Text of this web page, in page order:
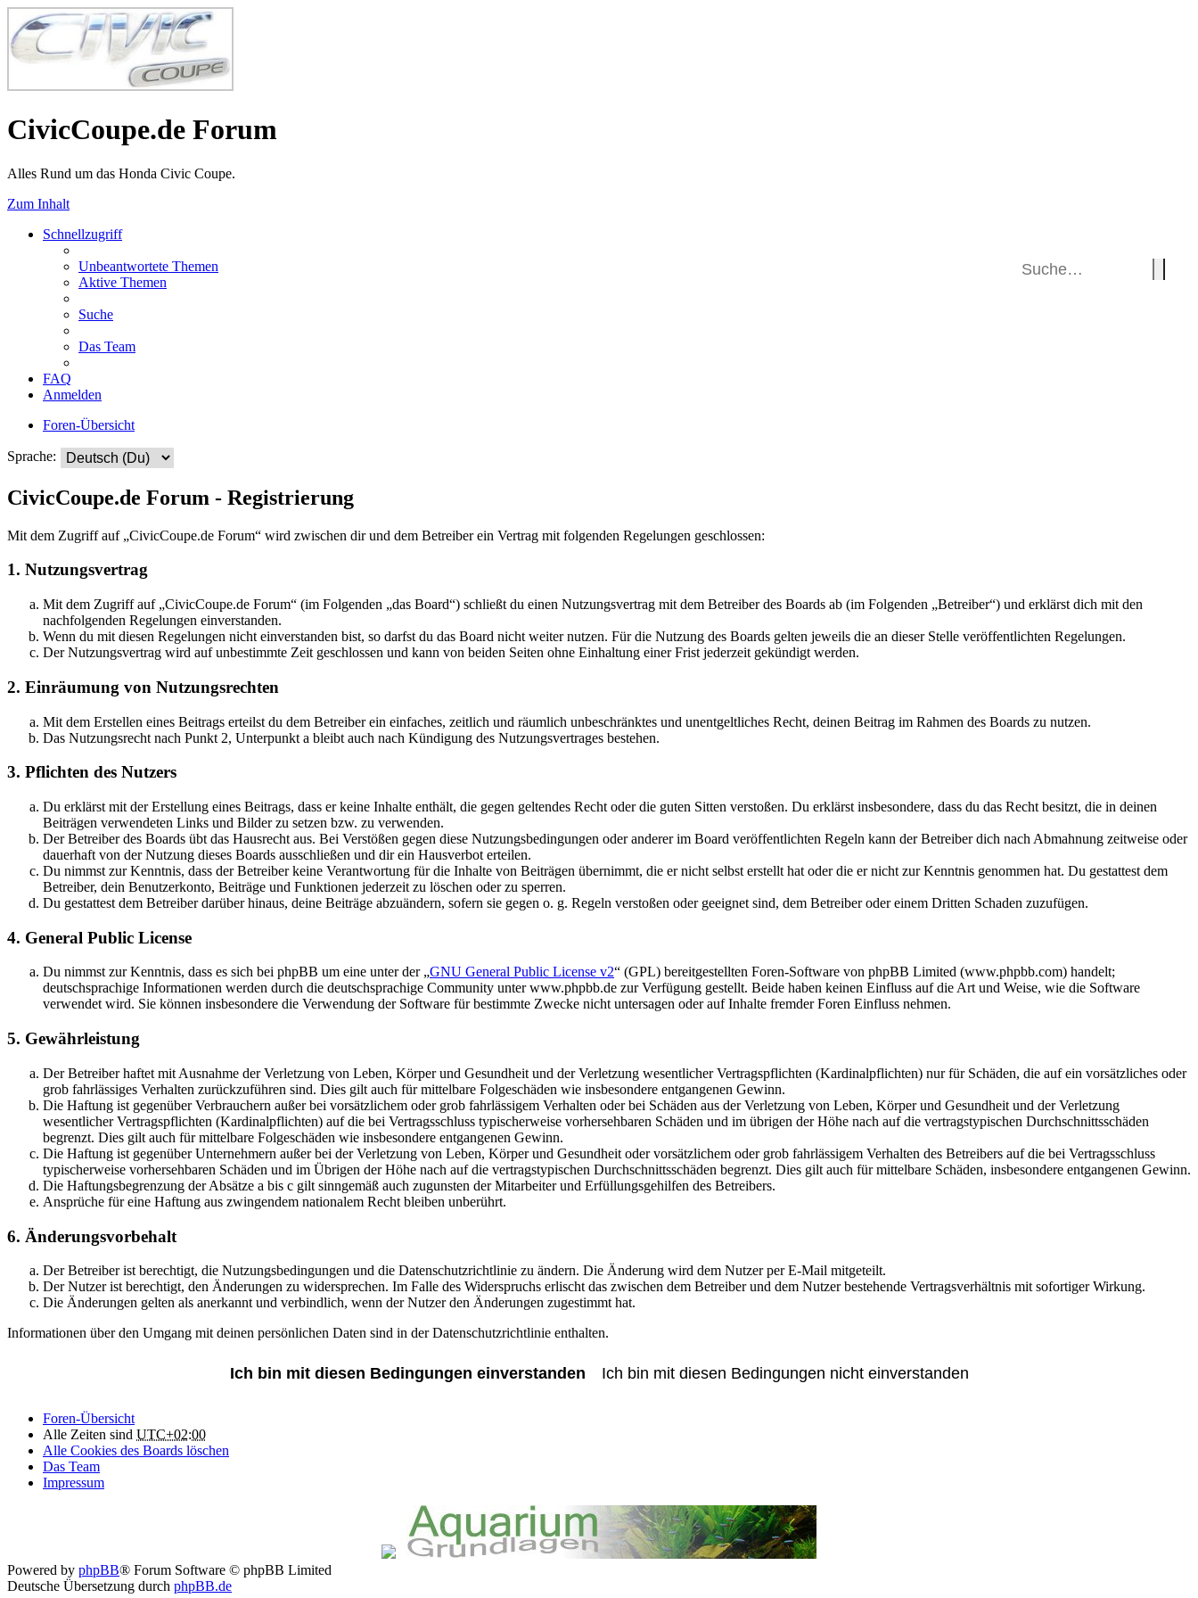
CivicCoupe.de Forum
Alles Rund um das Honda Civic Coupe.
Zum Inhalt
Schnellzugriff
Unbeantwortete Themen
Aktive Themen
Suche
Das Team
FAQ
Anmelden
Foren-Übersicht
Sprache:
CivicCoupe.de Forum - Registrierung
Mit dem Zugriff auf „CivicCoupe.de Forum“ wird zwischen dir und dem Betreiber ein Vertrag mit folgenden Regelungen geschlossen:
1. Nutzungsvertrag
Mit dem Zugriff auf „CivicCoupe.de Forum“ (im Folgenden „das Board“) schließt du einen Nutzungsvertrag mit dem Betreiber des Boards ab (im Folgenden „Betreiber“) und erklärst dich mit den
nachfolgenden Regelungen einverstanden.
Wenn du mit diesen Regelungen nicht einverstanden bist, so darfst du das Board nicht weiter nutzen. Für die Nutzung des Boards gelten jeweils die an dieser Stelle veröffentlichten Regelungen.
Der Nutzungsvertrag wird auf unbestimmte Zeit geschlossen und kann von beiden Seiten ohne Einhaltung einer Frist jederzeit gekündigt werden.
2. Einräumung von Nutzungsrechten
Mit dem Erstellen eines Beitrags erteilst du dem Betreiber ein einfaches, zeitlich und räumlich unbeschränktes und unentgeltliches Recht, deinen Beitrag im Rahmen des Boards zu nutzen.
Das Nutzungsrecht nach Punkt 2, Unterpunkt a bleibt auch nach Kündigung des Nutzungsvertrages bestehen.
3. Pflichten des Nutzers
Du erklärst mit der Erstellung eines Beitrags, dass er keine Inhalte enthält, die gegen geltendes Recht oder die guten Sitten verstoßen. Du erklärst insbesondere, dass du das Recht besitzt, die in deinen
Beiträgen verwendeten Links und Bilder zu setzen bzw. zu verwenden.
Der Betreiber des Boards übt das Hausrecht aus. Bei Verstößen gegen diese Nutzungsbedingungen oder anderer im Board veröffentlichten Regeln kann der Betreiber dich nach Abmahnung zeitweise oder
dauerhaft von der Nutzung dieses Boards ausschließen und dir ein Hausverbot erteilen.
Du nimmst zur Kenntnis, dass der Betreiber keine Verantwortung für die Inhalte von Beiträgen übernimmt, die er nicht selbst erstellt hat oder die er nicht zur Kenntnis genommen hat. Du gestattest dem
Betreiber, dein Benutzerkonto, Beiträge und Funktionen jederzeit zu löschen oder zu sperren.
Du gestattest dem Betreiber darüber hinaus, deine Beiträge abzuändern, sofern sie gegen o. g. Regeln verstoßen oder geeignet sind, dem Betreiber oder einem Dritten Schaden zuzufügen.
4. General Public License
Du nimmst zur Kenntnis, dass es sich bei phpBB um eine unter der „GNU General Public License v2“ (GPL) bereitgestellten Foren-Software von phpBB Limited (www.phpbb.com) handelt;
deutschsprachige Informationen werden durch die deutschsprachige Community unter www.phpbb.de zur Verfügung gestellt. Beide haben keinen Einfluss auf die Art und Weise, wie die Software
verwendet wird. Sie können insbesondere die Verwendung der Software für bestimmte Zwecke nicht untersagen oder auf Inhalte fremder Foren Einfluss nehmen.
5. Gewährleistung
Der Betreiber haftet mit Ausnahme der Verletzung von Leben, Körper und Gesundheit und der Verletzung wesentlicher Vertragspflichten (Kardinalpflichten) nur für Schäden, die auf ein vorsätzliches oder
grob fahrlässiges Verhalten zurückzuführen sind. Dies gilt auch für mittelbare Folgeschäden wie insbesondere entgangenen Gewinn.
Die Haftung ist gegenüber Verbrauchern außer bei vorsätzlichem oder grob fahrlässigem Verhalten oder bei Schäden aus der Verletzung von Leben, Körper und Gesundheit und der Verletzung
wesentlicher Vertragspflichten (Kardinalpflichten) auf die bei Vertragsschluss typischerweise vorhersehbaren Schäden und im übrigen der Höhe nach auf die vertragstypischen Durchschnittsschäden
begrenzt. Dies gilt auch für mittelbare Folgeschäden wie insbesondere entgangenen Gewinn.
Die Haftung ist gegenüber Unternehmern außer bei der Verletzung von Leben, Körper und Gesundheit oder vorsätzlichem oder grob fahrlässigem Verhalten des Betreibers auf die bei Vertragsschluss
typischerweise vorhersehbaren Schäden und im Übrigen der Höhe nach auf die vertragstypischen Durchschnittsschäden begrenzt. Dies gilt auch für mittelbare Schäden, insbesondere entgangenen Gewinn.
Die Haftungsbegrenzung der Absätze a bis c gilt sinngemäß auch zugunsten der Mitarbeiter und Erfüllungsgehilfen des Betreibers.
Ansprüche für eine Haftung aus zwingendem nationalem Recht bleiben unberührt.
6. Änderungsvorbehalt
Der Betreiber ist berechtigt, die Nutzungsbedingungen und die Datenschutzrichtlinie zu ändern. Die Änderung wird dem Nutzer per E-Mail mitgeteilt.
Der Nutzer ist berechtigt, den Änderungen zu widersprechen. Im Falle des Widerspruchs erlischt das zwischen dem Betreiber und dem Nutzer bestehende Vertragsverhältnis mit sofortiger Wirkung.
Die Änderungen gelten als anerkannt und verbindlich, wenn der Nutzer den Änderungen zugestimmt hat.
Informationen über den Umgang mit deinen persönlichen Daten sind in der Datenschutzrichtlinie enthalten.
Foren-Übersicht
Alle Zeiten sind UTC+02:00
Alle Cookies des Boards löschen
Das Team
Impressum
Powered by phpBB® Forum Software © phpBB Limited
Deutsche Übersetzung durch phpBB.de